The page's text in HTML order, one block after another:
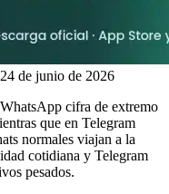
de junio de 2026
WhatsApp cifra de extremo
que en Telegram
normales viajan a la
cotidiana y Telegram
pesados.